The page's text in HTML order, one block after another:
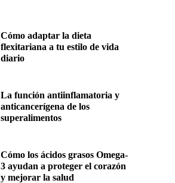
Cómo adaptar la dieta
flexitariana a tu estilo de vida
diario
La función antiinflamatoria y
anticancerígena de los
superalimentos
Cómo los ácidos grasos Omega-
3 ayudan a proteger el corazón
y mejorar la salud